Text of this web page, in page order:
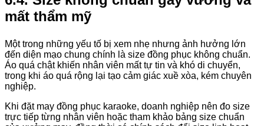
mất thẩm mỹ
Một trong những yếu tố bị xem nhẹ nhưng ảnh hưởng lớn
đến diện mạo chung chính là size đồng phục không chuẩn.
Áo quá chật khiến nhân viên mất tự tin và khó di chuyển,
trong khi áo quá rộng lại tạo cảm giác xuề xòa, kém chuyên
nghiệp.
Khi đặt may đồng phục karaoke, doanh nghiệp nên đo size
trực tiếp từng nhân viên hoặc tham khảo bảng size chuẩn